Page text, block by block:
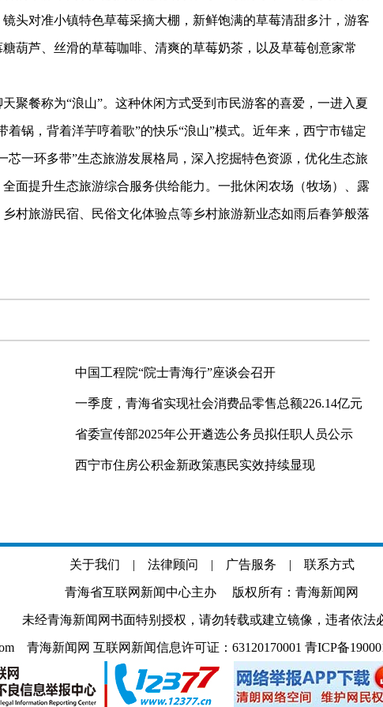
头对准小镇特色草莓采摘大棚，新鲜饱满的草莓清甜多汁，游客
葫芦、丝滑的草莓咖啡、清爽的草莓奶茶，以及草莓创意家常
餐称为“浪山”。这种休闲方式受到市民游客的喜爱，一进入夏
锅，背着洋芋哼着歌”的快乐“浪山”模式。近年来，西宁市锚定
芯一环多带”生态旅游发展格局，深入挖掘特色资源，优化生态旅
面提升生态旅游综合服务供给能力。一批休闲农场（牧场）、露
村旅游民宿、民俗文化体验点等乡村旅游新业态如雨后春笋般落
中国工程院“院士青海行”座谈会召开
一季度，青海省实现社会消费品零售总额226.14亿元
省委宣传部2025年公开遴选公务员拟任职人员公示
西宁市住房公积金新政策惠民实效持续显现
关于我们 | 法律顾问 | 广告服务 | 联系方式
青海省互联网新闻中心主办 版权所有：青海新闻网
未经青海新闻网书面特别授权，请勿转载或建立镜像，违者依法
青海新闻网 互联网新闻信息许可证：63120170001 青ICP备